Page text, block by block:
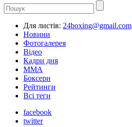
Для листів: 24boxing@gmail.com
Новини
Фотогалерея
Відео
Кадри дня
ММА
Боксери
Рейтинги
Всі теги
facebook
twitter